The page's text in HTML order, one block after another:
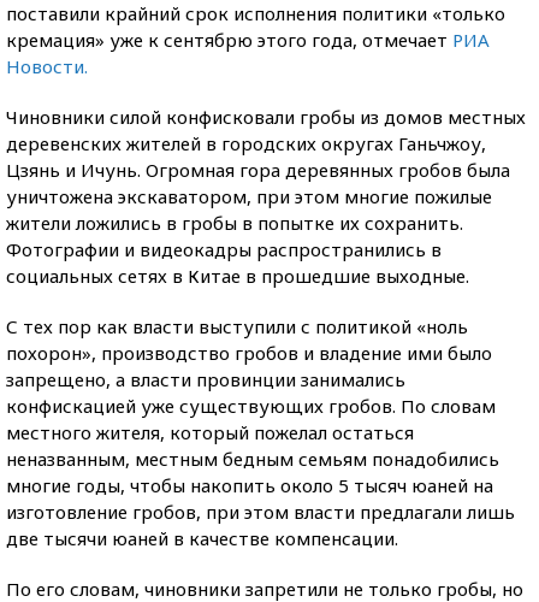
поставили крайний срок исполнения политики «только
кремация» уже к сентябрю этого года, отмечает РИА
Новости.
Чиновники силой конфисковали гробы из домов местных
деревенских жителей в городских округах Ганьчжоу,
Цзянь и Ичунь. Огромная гора деревянных гробов была
уничтожена экскаватором, при этом многие пожилые
жители ложились в гробы в попытке их сохранить.
Фотографии и видеокадры распространились в
социальных сетях в Китае в прошедшие выходные.
С тех пор как власти выступили с политикой «ноль
похорон», производство гробов и владение ими было
запрещено, а власти провинции занимались
конфискацией уже существующих гробов. По словам
местного жителя, который пожелал остаться
неназванным, местным бедным семьям понадобились
многие годы, чтобы накопить около 5 тысяч юаней на
изготовление гробов, при этом власти предлагали лишь
две тысячи юаней в качестве компенсации.
По его словам, чиновники запретили не только гробы, но